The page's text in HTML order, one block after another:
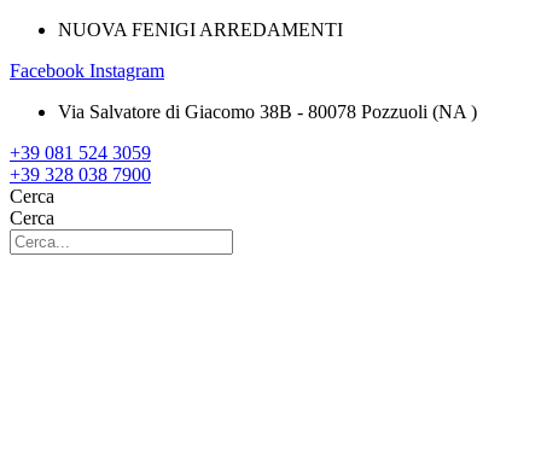
NUOVA FENIGI ARREDAMENTI
Facebook Instagram
Via Salvatore di Giacomo 38B - 80078 Pozzuoli (NA )
+39 081 524 3059
+39 328 038 7900
Cerca
Cerca